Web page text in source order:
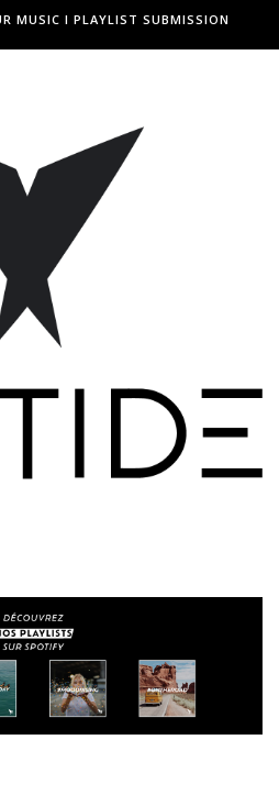
MUSIC I PLAYLIST SUBMISSION